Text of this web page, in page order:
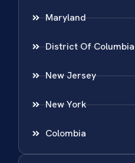
Maryland
District Of Columbia
New Jersey
New York
Colombia